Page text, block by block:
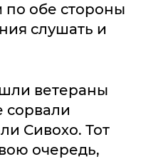
обе стороны
слушать и
ветераны
сорвали
Сивохо. Тот
очередь,